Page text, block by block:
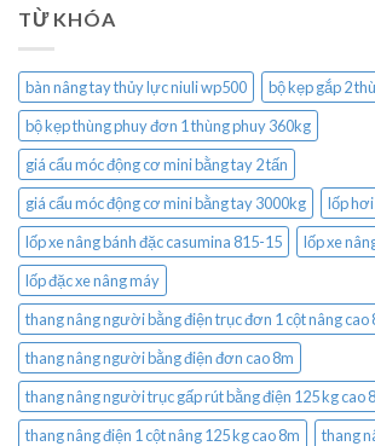
TỪ KHÓA
bàn nâng tay thủy lực niuli wp500
bộ kẹp gắp 2
bộ kẹp thùng phuy đơn 1 thùng phuy 360kg
giá cẩu móc động cơ mini bằng tay 2 tấn
giá cẩu móc động cơ mini bằng tay 3000kg
lốp
lốp xe nâng bánh đặc casumina 815-15
lốp xe
lốp đặc xe nâng máy
thang nâng người bằng điện trục đơn 1 cột nâng cao
thang nâng người bằng điện đơn cao 8m
thang nâng người trục gấp rút bằng điện 125 kg cao
thang nâng điện 1 cột nâng 125 kg cao 8m
thang